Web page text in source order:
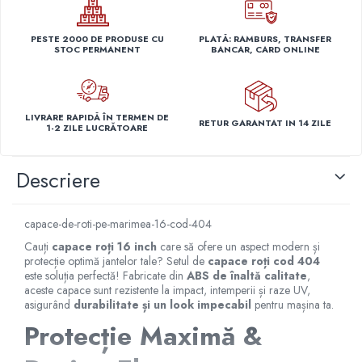
Capace r14 Nissan
Capace r14 Opel
Capace r14 Seat
Capace r14 Skoda
Capace r14 Toyota
Capace r14 Volvo
Capace r15 Alfa Romeo
Capace r15 BMW
Capace r15 Chevrolet
Capace r15 Citroen
Capace r15 Dacia
Capace r15 Daewo
Capace r15 Ford
Capace r15 Hyundai
PESTE 2000 DE PRODUSE CU
STOC PERMANENT
PLATĂ: RAMBURS, TRANSFER
BANCAR, CARD ONLINE
LIVRARE RAPIDĂ ÎN TERMEN DE
1-2 ZILE LUCRĂTOARE
RETUR GARANTAT IN 14 ZILE
Descriere
capace-de-roti-pe-marimea-16-cod-404
Cauți capace roți 16 inch care să ofere un aspect modern și
protecție optimă jantelor tale? Setul de capace roți cod 404
este soluția perfectă! Fabricate din ABS de înaltă calitate,
aceste capace sunt rezistente la impact, intemperii și raze UV,
asigurând durabilitate și un look impecabil pentru mașina ta.
Protecție Maximă &